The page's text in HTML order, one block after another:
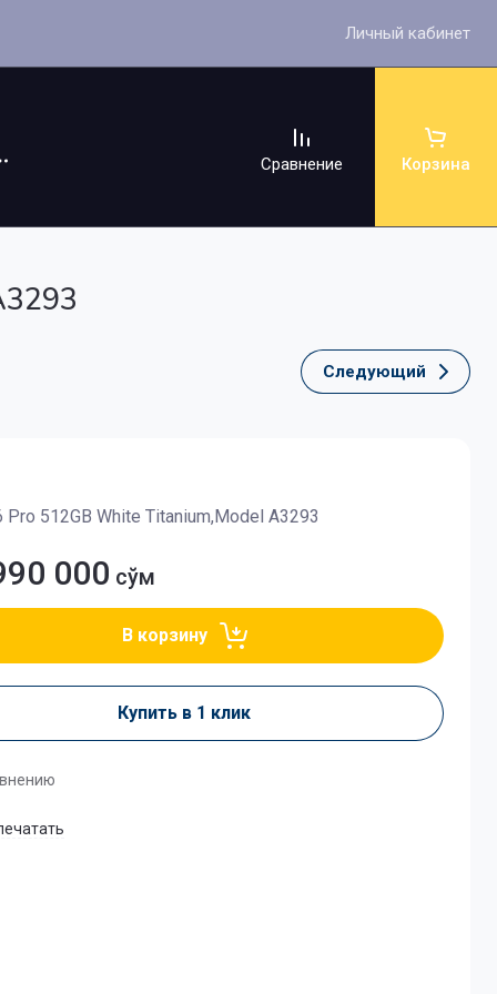
Личный кабинет
Сравнение Корзина
Следующий
Pro 512GB White Titanium,Model A3293
000 сўм
В корзину
Купить в 1 клик